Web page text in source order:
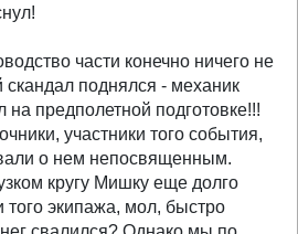
части конечно ничего не
скандал поднялся - механик
предполетной подготовке!!!
участники того события,
о нем непосвященным.
кругу Мишку еще долго
того экипажа, мол, быстро